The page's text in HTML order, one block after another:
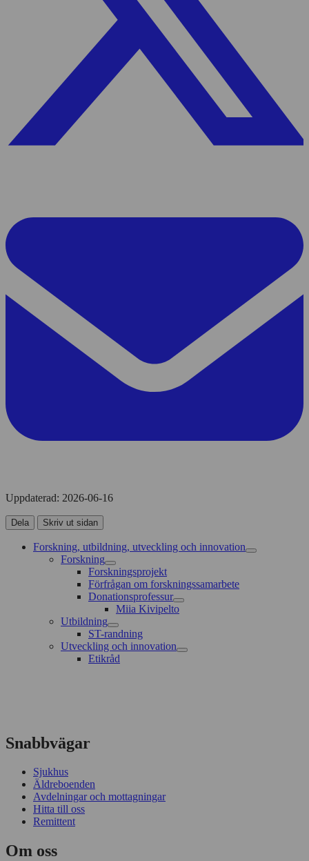
Uppdaterad: 2026-06-16
Dela Skriv ut sidan
Forskning, utbildning, utveckling och innovation
Forskning
Forskningsprojekt
Förfrågan om forskningssamarbete
Donationsprofessur
Miia Kivipelto
Utbildning
ST-randning
Utveckling och innovation
Etikråd
Snabbvägar
Sjukhus
Äldreboenden
Avdelningar och mottagningar
Hitta till oss
Remittent
Om oss